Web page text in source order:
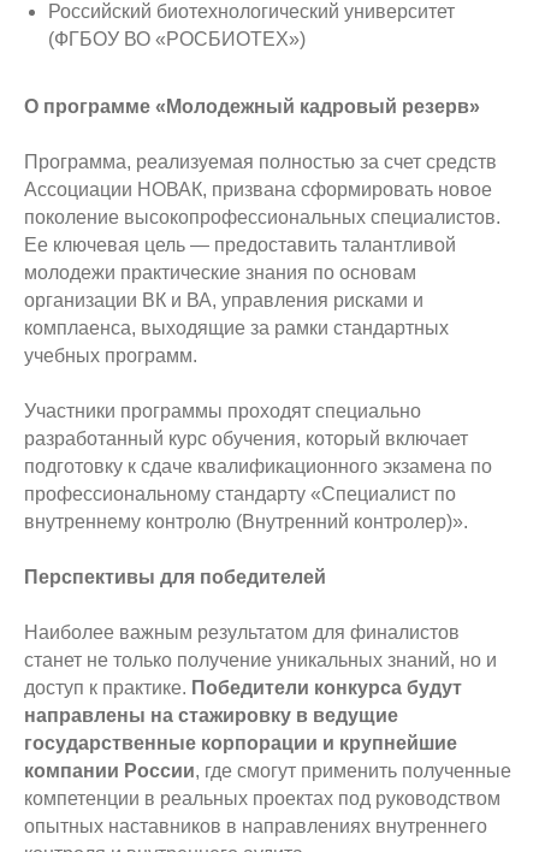
Российский биотехнологический университет
(ФГБОУ ВО «РОСБИОТЕХ»)
О программе «Молодежный кадровый резерв»
Программа, реализуемая полностью за счет средств
Ассоциации НОВАК, призвана сформировать новое
поколение высокопрофессиональных специалистов.
Ее ключевая цель — предоставить талантливой
молодежи практические знания по основам
организации ВК и ВА, управления рисками и
комплаенса, выходящие за рамки стандартных
учебных программ.
Участники программы проходят специально
разработанный курс обучения, который включает
подготовку к сдаче квалификационного экзамена по
профессиональному стандарту «Специалист по
внутреннему контролю (Внутренний контролер)».
Перспективы для победителей
Наиболее важным результатом для финалистов
станет не только получение уникальных знаний, но и
доступ к практике. Победители конкурса будут
направлены на стажировку в ведущие
государственные корпорации и крупнейшие
компании России, где смогут применить полученные
компетенции в реальных проектах под руководством
опытных наставников в направлениях внутреннего